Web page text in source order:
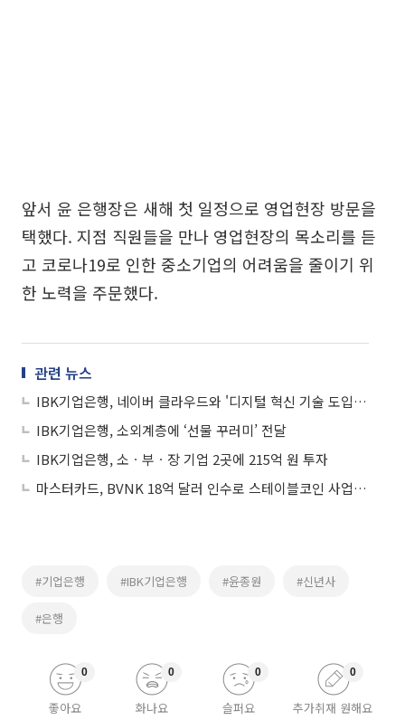
앞서 윤 은행장은 새해 첫 일정으로 영업현장 방문을
택했다. 지점 직원들을 만나 영업현장의 목소리를 듣
고 코로나19로 인한 중소기업의 어려움을 줄이기 위
한 노력을 주문했다.
관련 뉴스
IBK기업은행, 네이버 클라우드와 '디지털 혁신 기술 도입' 업무협약 체결
IBK기업은행, 소외계층에 ‘선물 꾸러미’ 전달
IBK기업은행, 소ㆍ부ㆍ장 기업 2곳에 215억 원 투자
마스터카드, BVNK 18억 달러 인수로 스테이블코인 사업 본격 확장
#기업은행 #IBK기업은행 #윤종원 #신년사
#은행
좋아요
0
화나요
0
슬퍼요
0
추가취재 원해요
0